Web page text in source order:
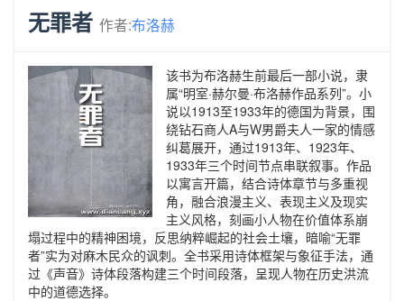
无罪者 作者:布洛赫
该书为布洛赫生前最后一部小说，隶
属“明室·赫尔曼·布洛赫作品系列”。小
说以1913至1933年的德国为背景，围
绕钻石商人A与W男爵夫人一家的情感
纠葛展开，通过1913年、1923年、
1933年三个时间节点串联叙事。作品
以寓言开篇，结合诗体章节与多重视
角，融合浪漫主义、表现主义及现实
主义风格，刻画小人物在价值体系崩
塌过程中的精神困境，反思纳粹崛起的社会土壤，暗喻“无罪
者”实为对麻木民众的讽刺。全书采用诗体框架与象征手法，通
过《声音》诗体段落构建三个时间段落，呈现人物在历史洪流
中的道德选择。